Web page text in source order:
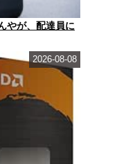
やが、配達員に
2026-08-08